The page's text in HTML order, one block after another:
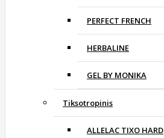
PERFECT FRENCH
HERBALINE
GEL BY MONIKA
Tiksotropinis
ALLELAC TIXO HARD